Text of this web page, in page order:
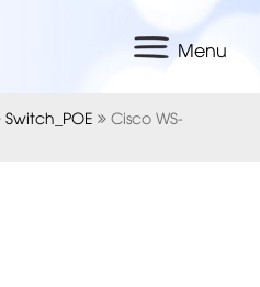
Menu
Switch_POE
Cisco WS-